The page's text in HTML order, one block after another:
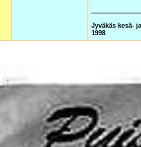
Jyväkäs kesä-
1998